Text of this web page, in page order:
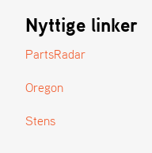
Nyttige linker
PartsRadar
Oregon
Stens